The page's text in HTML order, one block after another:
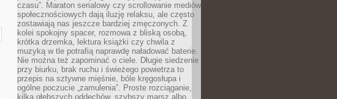
czasu”. Maraton serialowy czy scrollowanie mediów
społecznościowych dają iluzję relaksu, ale często
zostawiają nas jeszcze bardziej zmęczonych. Z
kolei spokojny spacer, rozmowa z bliską osobą,
krótka drzemka, lektura książki czy chwila z
muzyką w tle potrafią naprawdę naładować baterie.
Nie można też zapominać o ciele. Długie siedzenie
przy biurku, brak ruchu i świeżego powietrza to
przepis na sztywne mięśnie, bóle kręgosłupa i
ogólne poczucie „zamulenia”. Proste rozciąganie,
kilka głębszych oddechów, szybszy marsz albo